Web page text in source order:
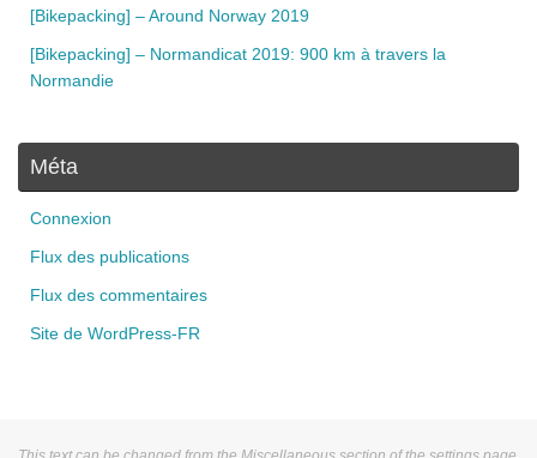
[Bikepacking] – Around Norway 2019
[Bikepacking] – Normandicat 2019: 900 km à travers la
Normandie
Méta
Connexion
Flux des publications
Flux des commentaires
Site de WordPress-FR